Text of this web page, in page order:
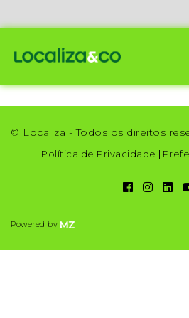
© Localiza - Todos os direitos
| Política de Privacidade |
Powered by